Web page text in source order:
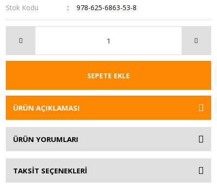
Stok Kodu
978-625-6863-53-8
SEPETE EKLE
ÜRÜN AÇIKLAMASI
ÜRÜN YORUMLARI
TAKSİT SEÇENEKLERİ